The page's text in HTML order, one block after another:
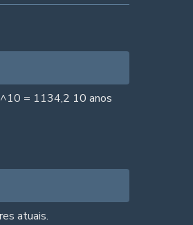
^10 = 1134,2 10 anos
atuais.